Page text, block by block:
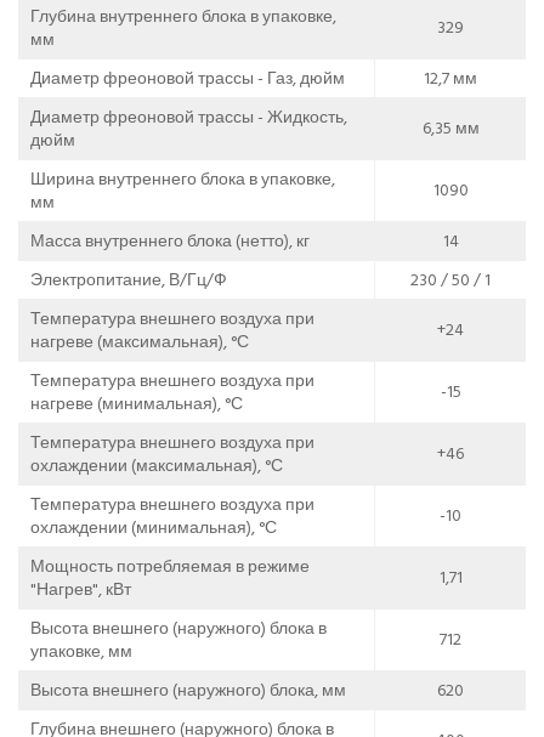
Глубина внутреннего блока в упаковке,
мм
329
Диаметр фреоновой трассы - Газ, дюйм
12,7 мм
Диаметр фреоновой трассы - Жидкость,
дюйм
6,35 мм
Ширина внутреннего блока в упаковке,
мм
1090
Масса внутреннего блока (нетто), кг
14
Электропитание, В/Гц/Ф
230 / 50 / 1
Температура внешнего воздуха при
нагреве (максимальная), °С
+24
Температура внешнего воздуха при
нагреве (минимальная), °С
-15
Температура внешнего воздуха при
охлаждении (максимальная), °С
+46
Температура внешнего воздуха при
охлаждении (минимальная), °С
-10
Мощность потребляемая в режиме
"Нагрев", кВт
1,71
Высота внешнего (наружного) блока в
упаковке, мм
712
Высота внешнего (наружного) блока, мм
620
Глубина внешнего (наружного) блока в